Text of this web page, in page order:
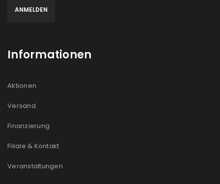
Informationen
Aktionen
Versand
Finanzierung
Filiale & Kontakt
Veranstaltungen